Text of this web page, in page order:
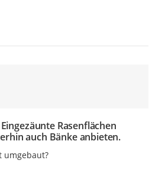
Äußerung
Rasenflächen
auch Bänke anbieten.
umgebaut?